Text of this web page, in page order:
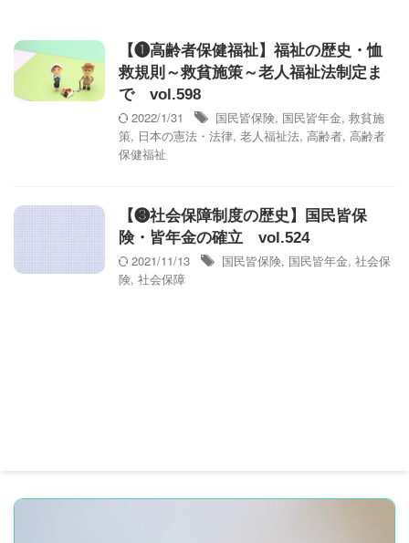
【❶高齢者保健福祉】福祉の歴史・恤
救規則～救貧施策～老人福祉法制定ま
で vol.598
2022/1/31
国民皆保険, 国民皆年金, 救貧施
策, 日本の憲法・法律, 老人福祉法, 高齢者, 高齢者
保健福祉
【❸社会保障制度の歴史】国民皆保
険・皆年金の確立 vol.524
2021/11/13
国民皆保険, 国民皆年金, 社会保
険, 社会保障